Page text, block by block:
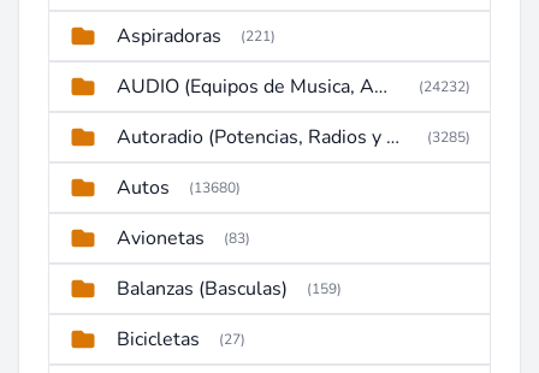
Aspiradoras (221)
AUDIO (Equipos de Musica, Amplificadores, Reproductores, Etc) (24232)
Autoradio (Potencias, Radios y DVD) (3285)
Autos (13680)
Avionetas (83)
Balanzas (Basculas) (159)
Bicicletas (27)